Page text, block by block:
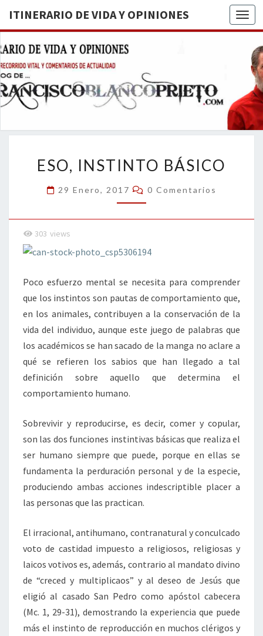
ITINERARIO DE VIDA Y OPINIONES
DE
BREVE
RECORRIDO
VITAL Y
ACTUALIDAD
INSTINTO
BÁSICO
ESO, INSTINTO BÁSICO
29 Enero, 2017 Comentarios
0 Comentarios
303 views
Poco esfuerzo mental se necesita para comprender
que los instintos son pautas de comportamiento que,
en los animales, contribuyen a la conservación de la
vida del individuo, aunque este juego de palabras que
los académicos se han sacado de la manga no aclare a
qué se refieren los sabios que han llegado a tal
definición sobre aquello que determina el
comportamiento humano.
Sobrevivir y reproducirse, es decir, comer y copular,
son las dos funciones instintivas básicas que realiza el
ser humano siempre que puede, porque en ellas se
fundamenta la perduración personal y de la especie,
produciendo ambas acciones indescriptible placer a
las personas que las practican.
El irracional, antihumano, contranatural y conculcado
voto de castidad impuesto a religiosos, religiosas y
laicos votivos es, además, contrario al mandato divino
de “creced y multiplicaos” y al deseo de Jesús que
eligió al casado San Pedro como apóstol cabecera
(Mc. 1, 29-31), demostrando la experiencia que puede
más el instinto de reproducción en muchos clérigos y